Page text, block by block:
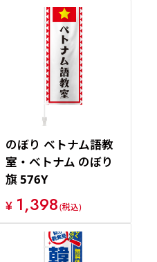
のぼり ベトナム語教
室・ベトナム のぼり
旗 576Y
¥ 1,398(税込)